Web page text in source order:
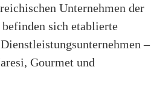
Unternehmen der
sich etablierte
–
Gourmet und